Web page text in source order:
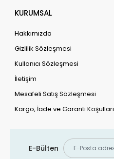
KURUMSAL
Hakkımızda
Gizlilik Sözleşmesi
Kullanıcı Sözleşmesi
İletişim
Mesafeli Satış Sözleşmesi
Kargo, İade ve Garanti Koşulları
E-Bülten